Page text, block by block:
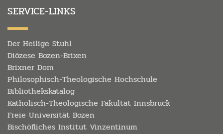
SERVICE-LINKS
Der Heilige Stuhl
Diözese Bozen-Brixen
Brixner Dom
Philosophisch-Theologische Hochschule
Bibliothekskatalog
Katholisch-Theologische Fakultät Innsbruck
Freie Universität Bozen
Bischöfliches Institut Vinzentinum